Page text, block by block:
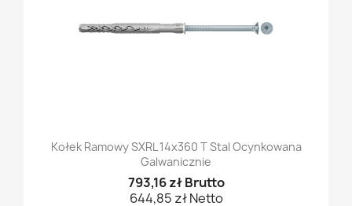
Kołek Ramowy SXRL 14x360 T Stal Ocynkowana
Galwanicznie
793,16 zł Brutto
644,85 zł Netto